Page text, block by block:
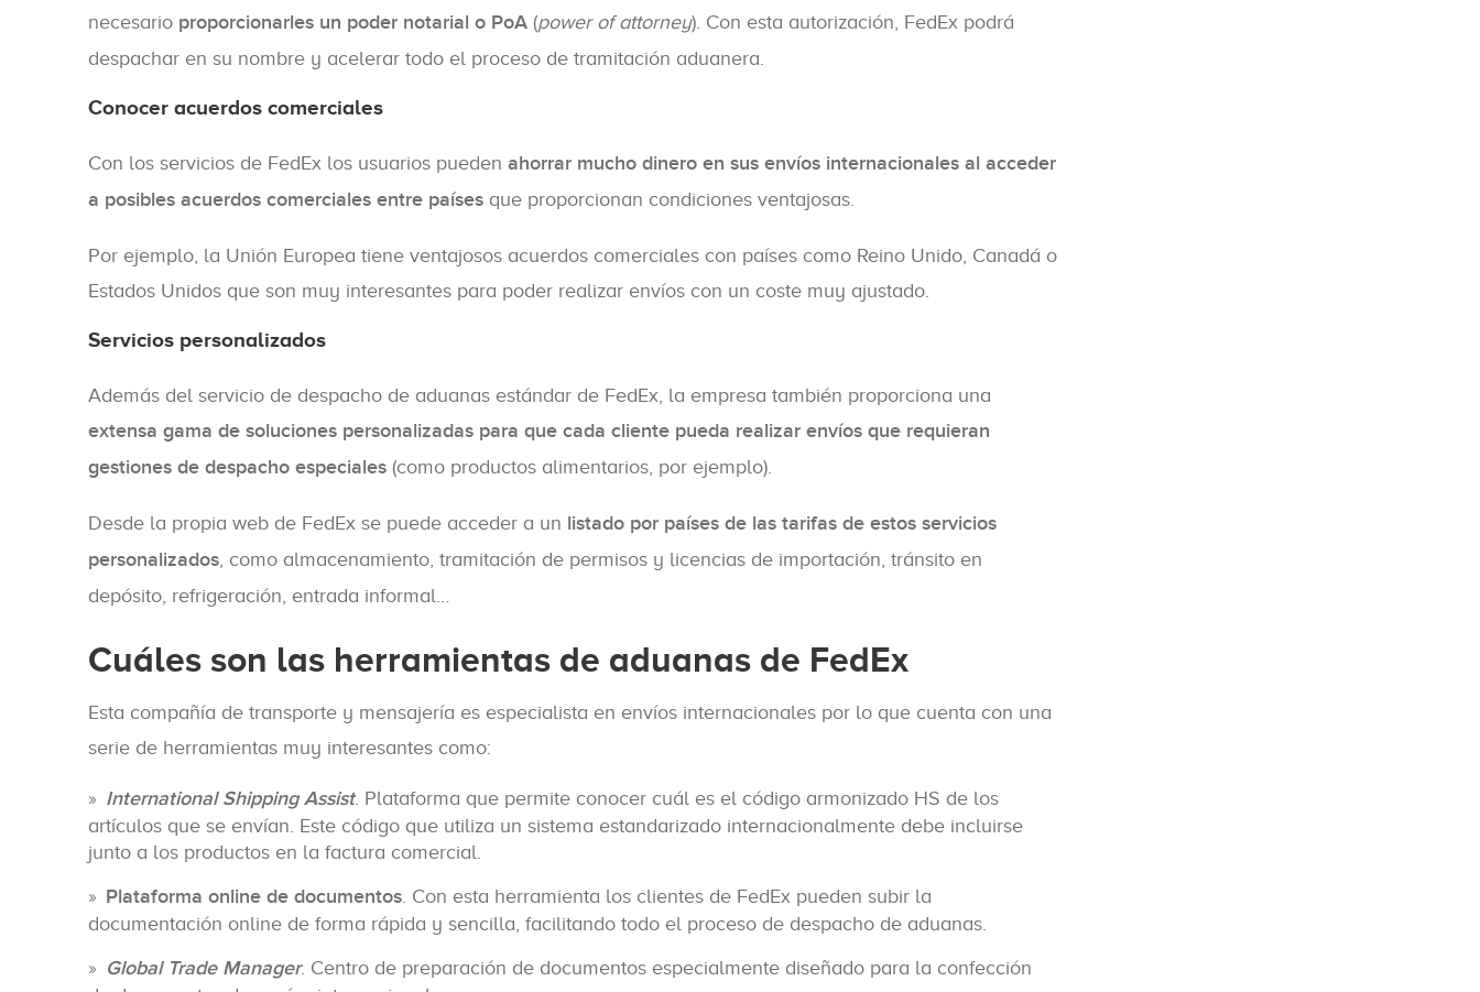
necesario proporcionarles un poder notarial o PoA (power of attorney). Con esta autorización, FedEx podrá
despachar en su nombre y acelerar todo el proceso de tramitación aduanera.
Conocer acuerdos comerciales
Con los servicios de FedEx los usuarios pueden ahorrar mucho dinero en sus envíos internacionales al acceder
a posibles acuerdos comerciales entre países que proporcionan condiciones ventajosas.
Por ejemplo, la Unión Europea tiene ventajosos acuerdos comerciales con países como Reino Unido, Canadá o
Estados Unidos que son muy interesantes para poder realizar envíos con un coste muy ajustado.
Servicios personalizados
Además del servicio de despacho de aduanas estándar de FedEx, la empresa también proporciona una
extensa gama de soluciones personalizadas para que cada cliente pueda realizar envíos que requieran
gestiones de despacho especiales (como productos alimentarios, por ejemplo).
Desde la propia web de FedEx se puede acceder a un listado por países de las tarifas de estos servicios
personalizados, como almacenamiento, tramitación de permisos y licencias de importación, tránsito en
depósito, refrigeración, entrada informal…
Cuáles son las herramientas de aduanas de FedEx
Esta compañía de transporte y mensajería es especialista en envíos internacionales por lo que cuenta con una
serie de herramientas muy interesantes como:
International Shipping Assist. Plataforma que permite conocer cuál es el código armonizado HS de los
artículos que se envían. Este código que utiliza un sistema estandarizado internacionalmente debe incluirse
junto a los productos en la factura comercial.
Plataforma online de documentos. Con esta herramienta los clientes de FedEx pueden subir la
documentación online de forma rápida y sencilla, facilitando todo el proceso de despacho de aduanas.
Global Trade Manager. Centro de preparación de documentos especialmente diseñado para la confección